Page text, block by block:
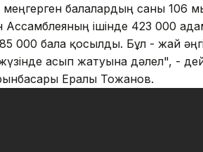
меңгерген балалардың саны
Ассамблеяның ішінде 423 000
000 бала қосылды. Бұл - жай
асып жатуына дәлел", -
Ералы Тоғжанов.